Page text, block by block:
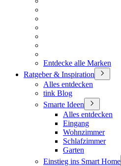
Entdecke alle Marken
Ratgeber & Inspiration
Alles entdecken
tink Blog
Smarte Ideen
Alles entdecken
Eingang
Wohnzimmer
Schlafzimmer
Garten
Einstieg ins Smart Home